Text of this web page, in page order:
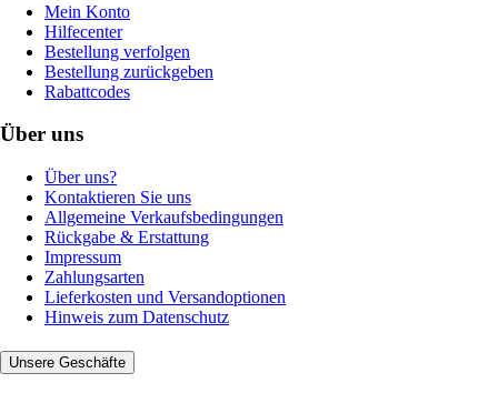
Mein Konto
Hilfecenter
Bestellung verfolgen
Bestellung zurückgeben
Rabattcodes
Über uns
Über uns?
Kontaktieren Sie uns
Allgemeine Verkaufsbedingungen
Rückgabe & Erstattung
Impressum
Zahlungsarten
Lieferkosten und Versandoptionen
Hinweis zum Datenschutz
Unsere Geschäfte